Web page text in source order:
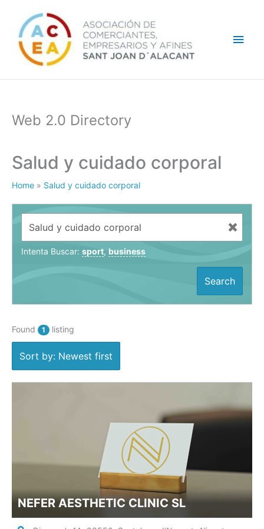
contenido
Web 2.0 Directory
Salud y cuidado corporal
Home » Salud y cuidado corporal
Intenta Buscar: sport, business
Search
Found 1 listing
Sort by: Newest first
NEFER AESTHETIC CLINIC SL